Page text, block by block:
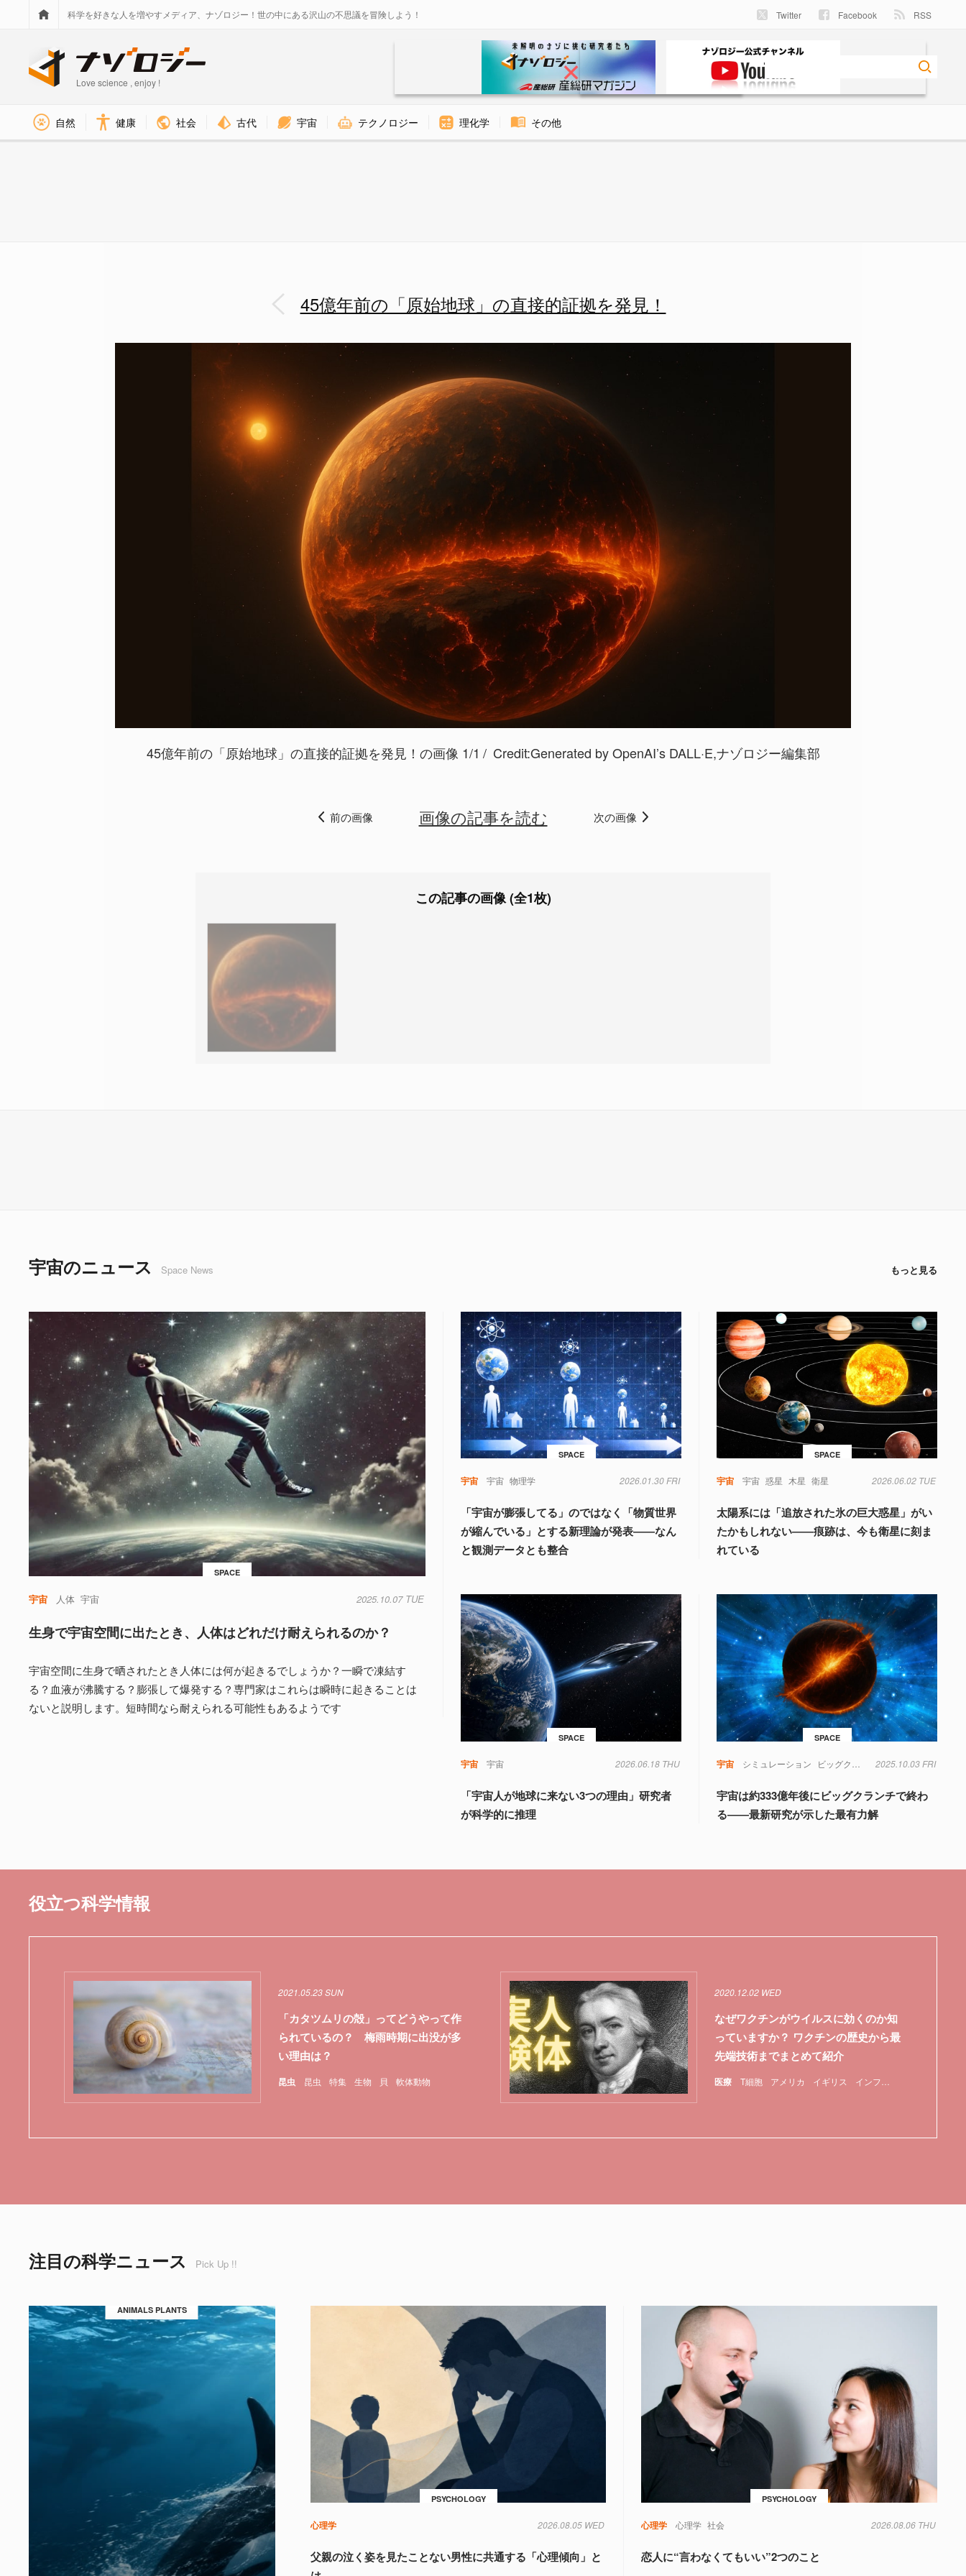
科学を好きな人を増やすメディア、ナゾロジー！世の中にある沢山の不思議を冒険しよう！ Twitter Facebook RSS
Love science , enjoy !
自然 健康 社会 古代 宇宙 テクノロジー 理化学 その他
45億年前の「原始地球」の直接的証拠を発見！
45億年前の「原始地球」の直接的証拠を発見！の画像 1/1 Credit:Generated by OpenAI’s DALL·E,ナゾロジー編集部
前の画像 画像の記事を読む 次の画像
この記事の画像 (全1枚)
宇宙のニュース Space News もっと見る
SPACE
宇宙 人体 宇宙 2025.10.07 TUE
生身で宇宙空間に出たとき、人体はどれだけ耐えられるのか？
宇宙空間に生身で晒されたとき人体には何が起きるでしょうか？一瞬で凍結す
る？血液が沸騰する？膨張して爆発する？専門家はこれらは瞬時に起きることは
ないと説明します。短時間なら耐えられる可能性もあるようです
SPACE
宇宙 宇宙 物理学 2026.01.30 FRI
「宇宙が膨張してる」のではなく「物質世界
が縮んでいる」とする新理論が発表――なん
と観測データとも整合
SPACE
宇宙 宇宙 惑星 木星 衛星 2026.06.02 TUE
太陽系には「追放された氷の巨大惑星」がい
たかもしれない――痕跡は、今も衛星に刻ま
れている
SPACE
宇宙 宇宙 2026.06.18 THU
「宇宙人が地球に来ない3つの理由」研究者
が科学的に推理
SPACE
宇宙 シミュレーション ビッグクランチ 2025.10.03 FRI
宇宙は約333億年後にビッグクランチで終わ
る――最新研究が示した最有力解
役立つ科学情報
昆虫 昆虫 特集 生物 貝 軟体動物
2021.05.23 SUN
「カタツムリの殻」ってどうやって作
られているの？ 梅雨時期に出没が多
い理由は？
医療 T細胞 アメリカ イギリス インフルエンザ
2020.12.02 WED
なぜワクチンがウイルスに効くのか知
っていますか？ ワクチンの歴史から最
先端技術までまとめて紹介
注目の科学ニュース Pick Up !!
ANIMALS PLANTS
PSYCHOLOGY
心理学 2026.08.05 WED
父親の泣く姿を見たことない男性に共通する「心理傾向」と
PSYCHOLOGY
心理学 心理学 社会 2026.08.06 THU
恋人に“言わなくてもいい”2つのこと